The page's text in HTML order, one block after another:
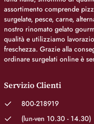
assortimento comprende
surgelate, pesce, carne,
nostro rinomato gelato
qualità e utilizziamo
freschezza. Grazie alla
ordinare surgelati online è
Servizio Clienti
800-218919
(lun-ven 10.30 - 14.30)